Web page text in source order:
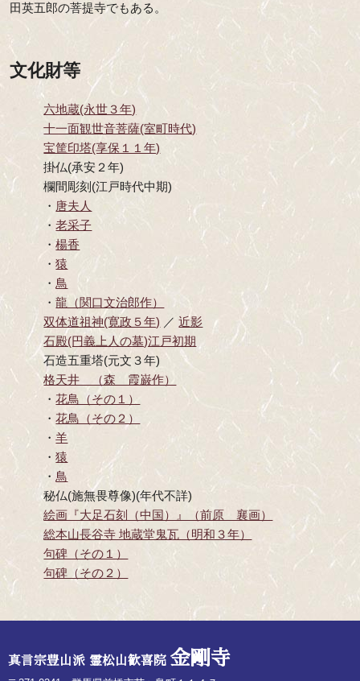
田英五郎の菩提寺でもある。
文化財等
六地蔵(永世３年)
十一面観世音菩薩(室町時代)
宝筐印塔(享保１１年)
掛仏(承安２年)
欄間彫刻(江戸時代中期)
・ 唐夫人
・老采子
・楊香
・猿
・ 鳥
・龍（関口文治郎作）
双体道祖神(寛政５年) ／近影
石殿(円義上人の墓)江戸初期
石造五重塔(元文３年)
格天井 （森 霞巌作）
・花鳥（その１）
・花鳥（その２）
・羊
・猿
・ 鳥
秘仏(施無畏尊像)(年代不詳)
絵画『大足石刻（中国）』（前原 襄画）
総本山長谷寺 地蔵堂鬼瓦（明和３年）
句碑（その１）
句碑（その２）
真言宗豊山派 霊松山歓喜院金剛寺